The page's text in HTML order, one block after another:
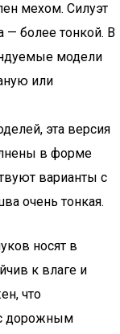
мехом. Силуэт
— более тонкой. В
модели
или
эта версия
в форме
варианты с
очень тонкая.
носят в
к влаге и
что
дорожным